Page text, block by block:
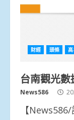
財經 頭條
台南觀光數
News586
【